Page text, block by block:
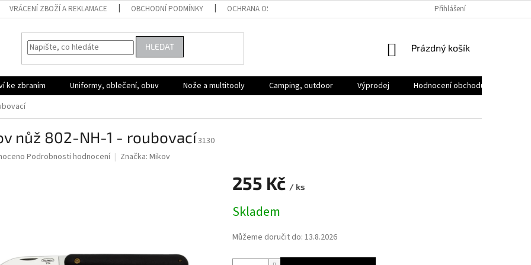
VRÁCENÍ ZBOŽÍ A REKLAMACE OBCHODNÍ PODMÍNKY OCHRANA OSOBNÍCH ÚDAJŮ Přihlášení
HLEDAT
NÁKUPNÍ
Prázdný košík
ke zbraním Uniformy, oblečení, obuv Nože a multitooly Camping, outdoor Výprodej Hodnocení obchodu
nůž 802-NH-1 - roubovací3130
Podrobnosti hodnocení Značka: Mikov
255 Kč / ks
cena:
Skladem
Můžeme doručit do: 13.8.2026